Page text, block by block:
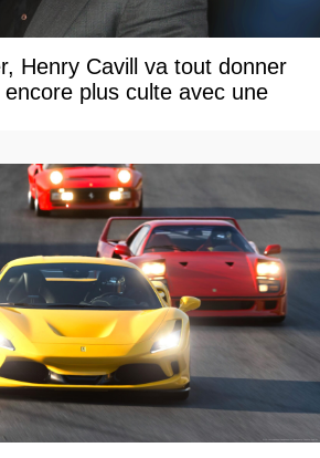
Henry Cavill va tout donner
plus culte avec une